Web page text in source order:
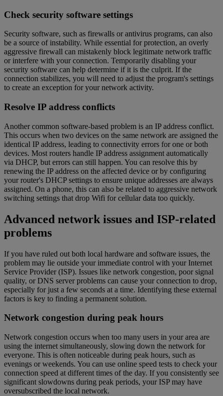
Check security software settings
Security software, such as firewalls or antivirus programs, can also
be a source of instability. While essential for protection, an overly
aggressive firewall can mistakenly block legitimate network traffic
or interfere with your connection. Temporarily disabling your
security software can help determine if it is the culprit. If the
connection stabilizes, you will need to adjust the program's settings
to create an exception for your network activity.
Resolve IP address conflicts
Another common software-based problem is an IP address conflict.
This occurs when two devices on the same network are assigned the
identical IP address, leading to connectivity errors for one or both
devices. Most routers handle IP address assignment automatically
via DHCP, but errors can still happen. You can resolve this by
renewing the IP address on the affected device or by configuring
your router's DHCP settings to ensure unique addresses are always
assigned. On a phone, this can also be related to aggressive network
switching settings that drop Wifi for cellular data too quickly.
Advanced network issues and ISP-related
problems
If you have ruled out both local hardware and software issues, the
problem may lie outside your immediate control with your Internet
Service Provider (ISP). Issues like network congestion, poor signal
quality, or DNS server problems can cause your connection to drop,
especially for just a few seconds at a time. Identifying these external
factors is key to finding a permanent solution.
Network congestion during peak hours
Network congestion occurs when too many users in your area are
using the internet simultaneously, slowing down the network for
everyone. This is often noticeable during peak hours, such as
evenings or weekends. You can use online speed tests to check your
connection speed at different times of the day. If you consistently see
significant slowdowns during peak periods, your ISP may have
oversubscribed the local network.